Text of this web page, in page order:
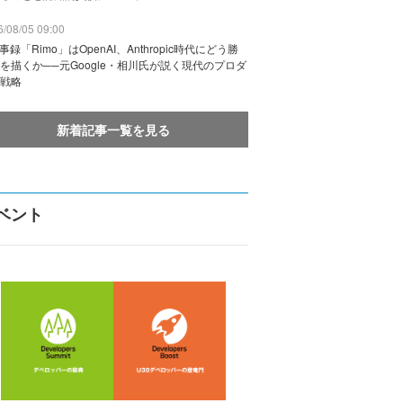
08/05 09:00
録「Rimo」はOpenAI、Anthropic時代にどう勝
描くか──元Google・相川氏が説く現代のプロダ
略
新着記事一覧を見る
ント